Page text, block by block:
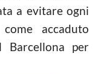
a evitare ogni
accaduto
Barcellona per